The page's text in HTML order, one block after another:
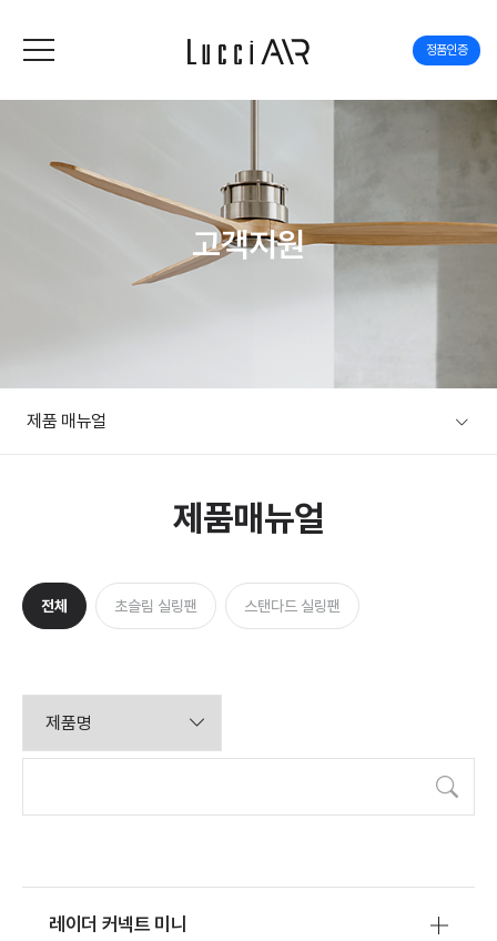
정품인증
고객지원
제품 매뉴얼
제품매뉴얼
전체 초슬림 실링팬 스탠다드 실링팬
검색
레이더 커넥트 미니